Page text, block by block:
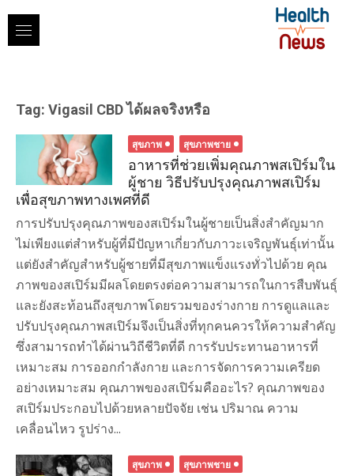
content
Tag: Vigasil CBD ได้ผลจริงหรือ
สุขภาพ สุขภาพชาย
อาหารที่ช่วยเพิ่มคุณภาพสเปิร์มใน
ผู้ชาย วิธีปรับปรุงคุณภาพสเปิร์ม
เพื่อสุขภาพทางเพศที่ดี
การปรับปรุงคุณภาพของสเปิร์มในผู้ชายเป็นสิ่งสำคัญมาก
ไม่เพียงแต่สำหรับผู้ที่มีปัญหาเกี่ยวกับภาวะเจริญพันธุ์เท่านั้น
แต่ยังสำคัญสำหรับผู้ชายที่มีสุขภาพแข็งแรงทั่วไปด้วย คุณ
ภาพของสเปิร์มมีผลโดยตรงต่อความสามารถในการสืบพันธุ์
และยังสะท้อนถึงสุขภาพโดยรวมของร่างกาย การดูแลและ
ปรับปรุงคุณภาพสเปิร์มจึงเป็นสิ่งที่ทุกคนควรให้ความสำคัญ
ซึ่งสามารถทำได้ผ่านวิถีชีวิตที่ดี การรับประทานอาหารที่
เหมาะสม การออกกำลังกาย และการจัดการความเครียด
อย่างเหมาะสม คุณภาพของสเปิร์มคืออะไร? คุณภาพของ
สเปิร์มประกอบไปด้วยหลายปัจจัย เช่น ปริมาณ ความ
เคลื่อนไหว รูปร่าง...
สุขภาพ สุขภาพชาย